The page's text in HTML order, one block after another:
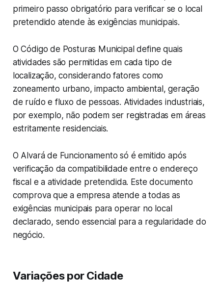
primeiro passo obrigatório para verificar se o local
pretendido atende às exigências municipais.
O Código de Posturas Municipal define quais
atividades são permitidas em cada tipo de
localização, considerando fatores como
zoneamento urbano, impacto ambiental, geração
de ruído e fluxo de pessoas. Atividades industriais,
por exemplo, não podem ser registradas em áreas
estritamente residenciais.
O Alvará de Funcionamento só é emitido após
verificação da compatibilidade entre o endereço
fiscal e a atividade pretendida. Este documento
comprova que a empresa atende a todas as
exigências municipais para operar no local
declarado, sendo essencial para a regularidade do
negócio.
Variações por Cidade